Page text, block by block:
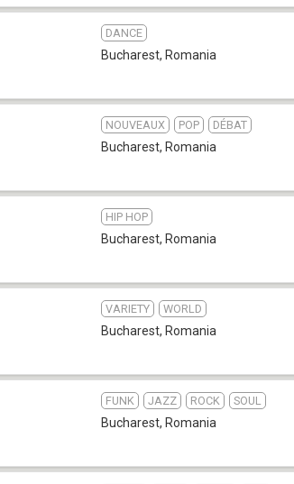
DANCE
Bucharest, Romania
NOUVEAUX POP DÉBAT
Bucharest, Romania
HIP HOP
Bucharest, Romania
VARIETY WORLD
Bucharest, Romania
FUNK JAZZ ROCK SOUL
Bucharest, Romania